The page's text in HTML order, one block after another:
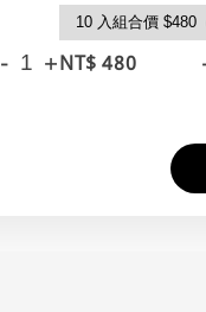
- +NT$ 480